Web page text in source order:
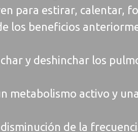
para estirar, calentar,
los beneficios
y deshinchar los
metabolismo activo y
de la